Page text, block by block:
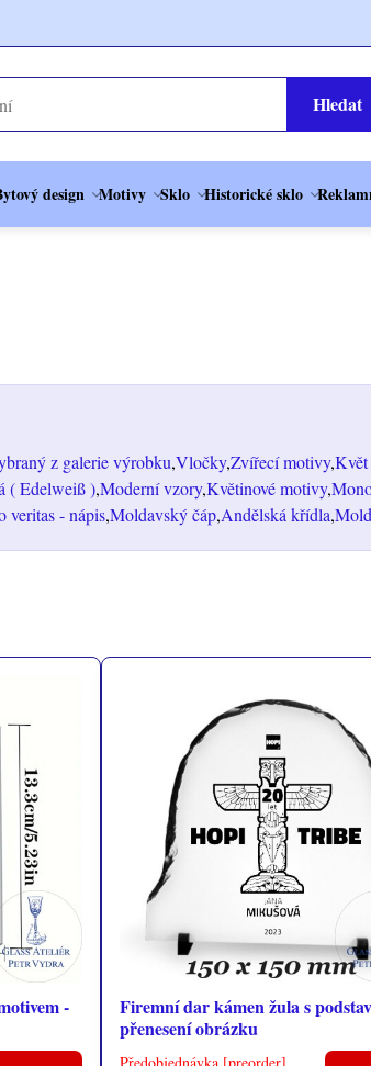
Hledat
design Motivy Sklo Historické sklo
z galerie výrobku Vločky Zvířecí motivy Květ
( Edelweiß ) Moderní vzory Květinové motivy
veritas - nápis Moldavský čáp Andělská křídla
-
Firemní dar kámen žula s
přenesení obrázku